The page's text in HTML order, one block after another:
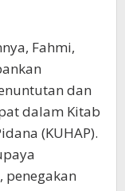
Fahmi,
dan
dalam Kitab
(KUHAP).
penegakan